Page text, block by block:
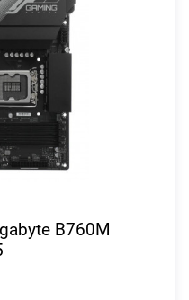
B760M